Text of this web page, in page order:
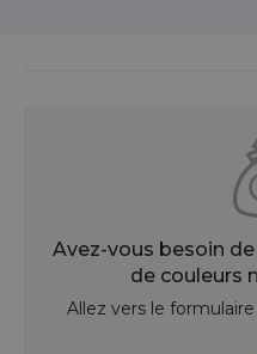
Avez-vous besoin
de couleurs
Allez vers le